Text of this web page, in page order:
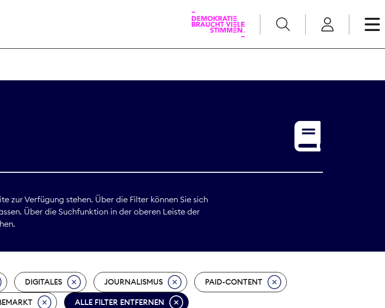
Print
zur Verfügung stehen. Über die Filter können Sie sich
Über die Suchfunktion in der oberen Leiste der
DIGITALES JOURNALISMUS PAID-CONTENT
ALLE FILTER ENTFERNEN